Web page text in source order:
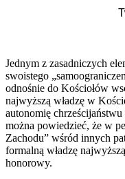
Jednym z zasadniczych
swoistego
odnośnie do Kościołów
najwyższą władzę w
autonomię
można powiedzieć, że w
Zachodu” wśród innych
formalną władzę
honorowy.